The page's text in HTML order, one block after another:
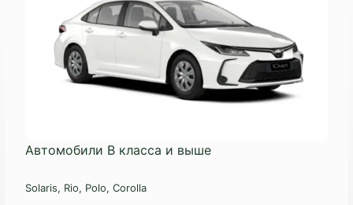
Автомобили B класса и выше
Solaris, Rio, Polo, Corolla